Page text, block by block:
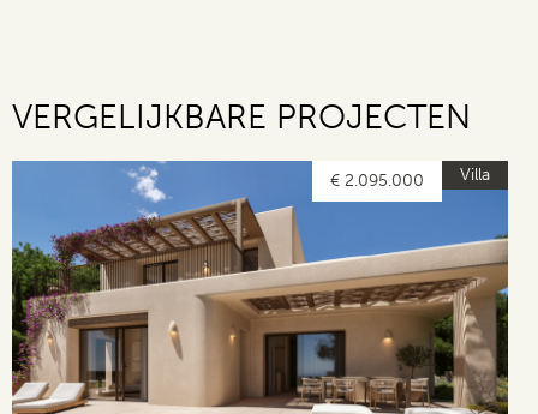
VERGELIJKBARE PROJECTEN
Villa
€ 2.095.000